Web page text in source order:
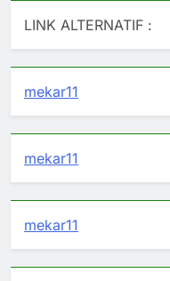
LINK ALTERNATIF :
mekar11
mekar11
mekar11